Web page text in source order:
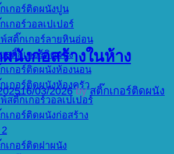
เกอร์ติดผนังปูน
เกอร์วอลเปเปอร์
สติ๊กเกอร์ลายหินอ่อน
สติ๊กเกอร์ติดผนัง
เกอร์ติดผนังห้องนอน
เกอร์ติดผนังห้องครัว
สติ๊กเกอร์วอลเปเปอร์
เกอร์ติดผนังก่อสร้าง
เกอร์ติดฝาผนัง
นังก่อสร้างในห้าง
16/03/2026 byสติ๊กเกอร์ติดผนัง